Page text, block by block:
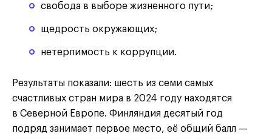
свобода в выборе жизненного пути;
щедрость окружающих;
нетерпимость к коррупции.
Результаты показали: шесть из семи самых
счастливых стран мира в 2024 году находятся
в Северной Европе. Финляндия десятый год
подряд занимает первое место, её общий балл —